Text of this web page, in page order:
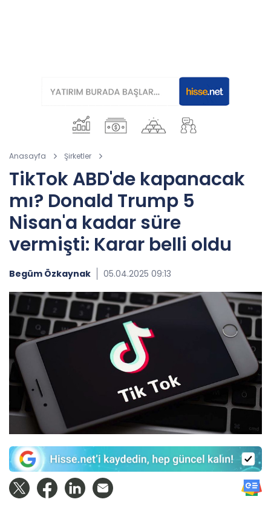
Anasayfa Şirketler
TikTok ABD'de kapanacak
mı? Donald Trump 5
Nisan'a kadar süre
vermişti: Karar belli oldu
Begüm Özkaynak 05.04.2025 09:13